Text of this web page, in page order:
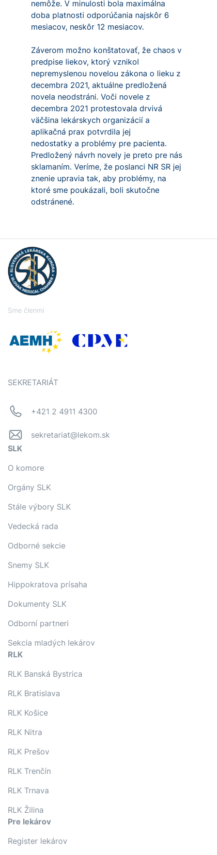
nemôže. V minulosti bola maximálna
doba platnosti odporúčania najskôr 6
mesiacov, neskôr 12 mesiacov.
Záverom možno konštatovať, že chaos v
predpise liekov, ktorý vznikol
nepremyslenou novelou zákona o lieku z
decembra 2021, aktuálne predložená
novela neodstráni. Voči novele z
decembra 2021 protestovala drvivá
väčšina lekárskych organizácií a
aplikačná prax potvrdila jej
nedostatky a problémy pre pacienta.
Predložený návrh novely je preto pre nás
sklamaním. Veríme, že poslanci NR SR jej
znenie upravia tak, aby problémy, na
ktoré sme poukázali, boli skutočne
odstránené.
Sme členmi
SEKRETARIÁT
+421 2 4911 4300
sekretariat@lekom.sk
SLK
O komore
Orgány SLK
Stále výbory SLK
Vedecká rada
Odborné sekcie
Snemy SLK
Hippokratova prísaha
Dokumenty SLK
Odborní partneri
Sekcia mladých lekárov
RLK
RLK Banská Bystrica
RLK Bratislava
RLK Košice
RLK Nitra
RLK Prešov
RLK Trenčín
RLK Trnava
RLK Žilina
Pre lekárov
Register lekárov